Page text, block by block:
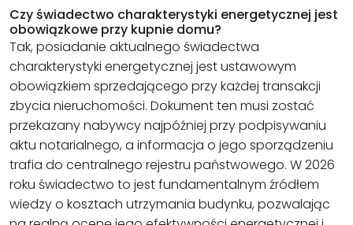
Czy świadectwo charakterystyki energetycznej jest
obowiązkowe przy kupnie domu?
Tak, posiadanie aktualnego świadectwa
charakterystyki energetycznej jest ustawowym
obowiązkiem sprzedającego przy każdej transakcji
zbycia nieruchomości. Dokument ten musi zostać
przekazany nabywcy najpóźniej przy podpisywaniu
aktu notarialnego, a informacja o jego sporządzeniu
trafia do centralnego rejestru państwowego. W 2026
roku świadectwo to jest fundamentalnym źródłem
wiedzy o kosztach utrzymania budynku, pozwalając